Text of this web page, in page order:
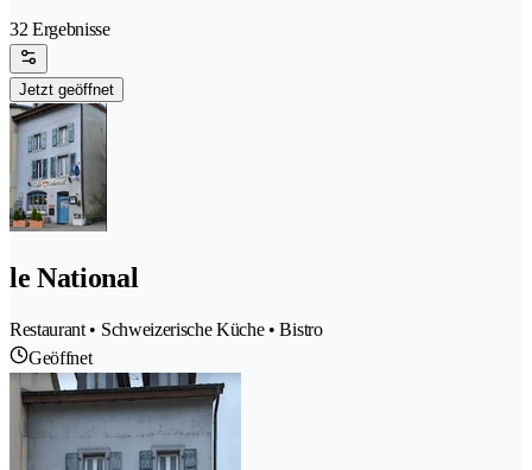
32 Ergebnisse
Jetzt geöffnet
le National
Restaurant • Schweizerische Küche • Bistro
Geöffnet